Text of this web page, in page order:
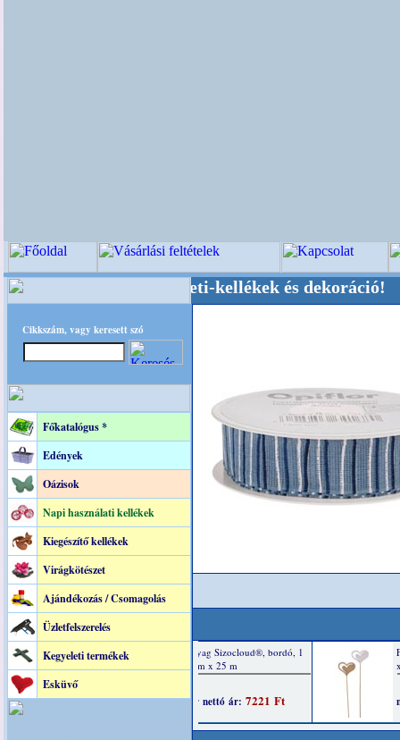
Cikkszám, vagy keresett szó
Főkatalógus *
Edények
Oázisok
Napi használati kellékek
Kiegészítő kellékek
Virágkötészet
Ajándékozás / Csomagolás
Üzletfelszerelés
Kegyeleti termékek
Esküvő
, Kegyeleti-kellékek és dekoráció!